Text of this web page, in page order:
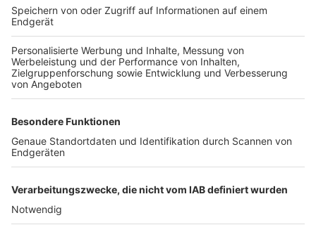
TOP-VEREINE
TOP-PARTNER